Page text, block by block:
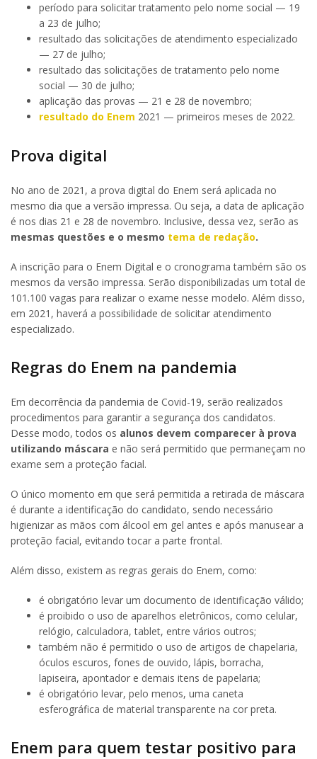
período para solicitar tratamento pelo nome social — 19
a 23 de julho;
resultado das solicitações de atendimento especializado
— 27 de julho;
resultado das solicitações de tratamento pelo nome
social — 30 de julho;
aplicação das provas — 21 e 28 de novembro;
resultado do Enem 2021 — primeiros meses de 2022.
Prova digital
No ano de 2021, a prova digital do Enem será aplicada no
mesmo dia que a versão impressa. Ou seja, a data de aplicação
é nos dias 21 e 28 de novembro. Inclusive, dessa vez, serão as
mesmas questões e o mesmo tema de redação.
A inscrição para o Enem Digital e o cronograma também são os
mesmos da versão impressa. Serão disponibilizadas um total de
101.100 vagas para realizar o exame nesse modelo. Além disso,
em 2021, haverá a possibilidade de solicitar atendimento
especializado.
Regras do Enem na pandemia
Em decorrência da pandemia de Covid-19, serão realizados
procedimentos para garantir a segurança dos candidatos.
Desse modo, todos os alunos devem comparecer à prova
utilizando máscara e não será permitido que permaneçam no
exame sem a proteção facial.
O único momento em que será permitida a retirada de máscara
é durante a identificação do candidato, sendo necessário
higienizar as mãos com álcool em gel antes e após manusear a
proteção facial, evitando tocar a parte frontal.
Além disso, existem as regras gerais do Enem, como:
é obrigatório levar um documento de identificação válido;
é proibido o uso de aparelhos eletrônicos, como celular,
relógio, calculadora, tablet, entre vários outros;
também não é permitido o uso de artigos de chapelaria,
óculos escuros, fones de ouvido, lápis, borracha,
lapiseira, apontador e demais itens de papelaria;
é obrigatório levar, pelo menos, uma caneta
esferográfica de material transparente na cor preta.
Enem para quem testar positivo para